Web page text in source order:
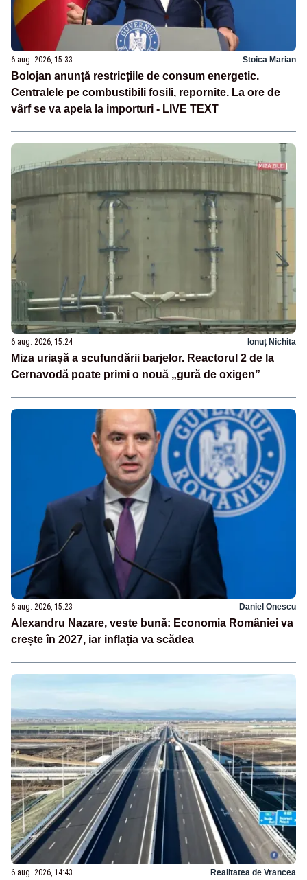
6 aug. 2026, 15:33 Stoica Marian
Bolojan anunță restricțiile de consum energetic.
Centralele pe combustibili fosili, repornite. La ore de
vârf se va apela la importuri - LIVE TEXT
6 aug. 2026, 15:24 Ionuț Nichita
Miza uriașă a scufundării barjelor. Reactorul 2 de la
Cernavodă poate primi o nouă „gură de oxigen”
6 aug. 2026, 15:23 Daniel Onescu
Alexandru Nazare, veste bună: Economia României va
crește în 2027, iar inflația va scădea
6 aug. 2026, 14:43 Realitatea de Vrancea